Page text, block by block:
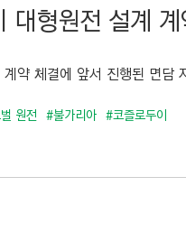
대형원전 설계
약 체결에 앞서 진행된 면담
원전 #불가리아 #코즐로두이